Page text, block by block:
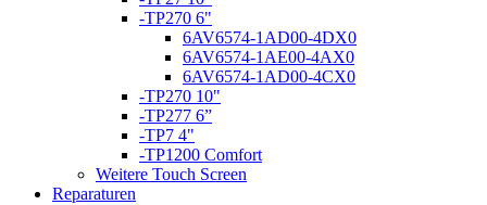
-TP270 6"
6AV6574-1AD00-4DX0
6AV6574-1AE00-4AX0
6AV6574-1AD00-4CX0
-TP270 10"
-TP277 6”
-TP7 4"
-TP1200 Comfort
Weitere Touch Screen
Reparaturen